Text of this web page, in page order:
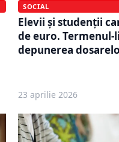
SOCIAL
Elevii și studenții
de euro.
depunerea
23 aprilie 2026